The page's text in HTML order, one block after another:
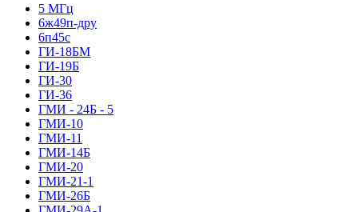
5 МГц
6ж49п-дру
6п45с
ГИ-18БМ
ГИ-19Б
ГИ-30
ГИ-36
ГМИ - 24Б - 5
ГМИ-10
ГМИ-11
ГМИ-14Б
ГМИ-20
ГМИ-21-1
ГМИ-26Б